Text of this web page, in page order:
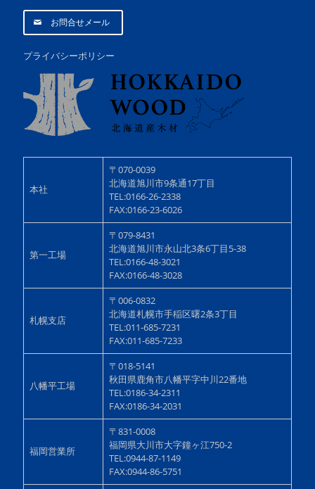
お問合せメール
プライバシーポリシー
本社
〒070-0039
北海道旭川市9条通17丁目
TEL:0166-26-2338
FAX:0166-23-6026
第一工場
〒079-8431
北海道旭川市永山北3条6丁目5-38
TEL:0166-48-3021
FAX:0166-48-3028
札幌支店
〒006-0832
北海道札幌市手稲区曙2条3丁目
TEL:011-685-7231
FAX:011-685-7233
八幡平工場
〒018-5141
秋田県鹿角市八幡平字中川22番地
TEL:0186-34-2311
FAX:0186-34-2031
福岡営業所
〒831-0008
福岡県大川市大字鐘ヶ江750-2
TEL:0944-87-1149
FAX:0944-86-5751